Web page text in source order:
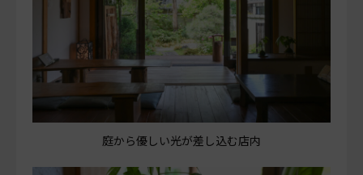
庭から優しい光が差し込む店内